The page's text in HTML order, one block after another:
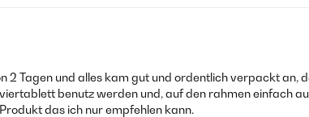
2 Tagen und alles kam gut und ordentlich verpackt an,
benutz werden und, auf den rahmen einfach
das ich nur empfehlen kann.